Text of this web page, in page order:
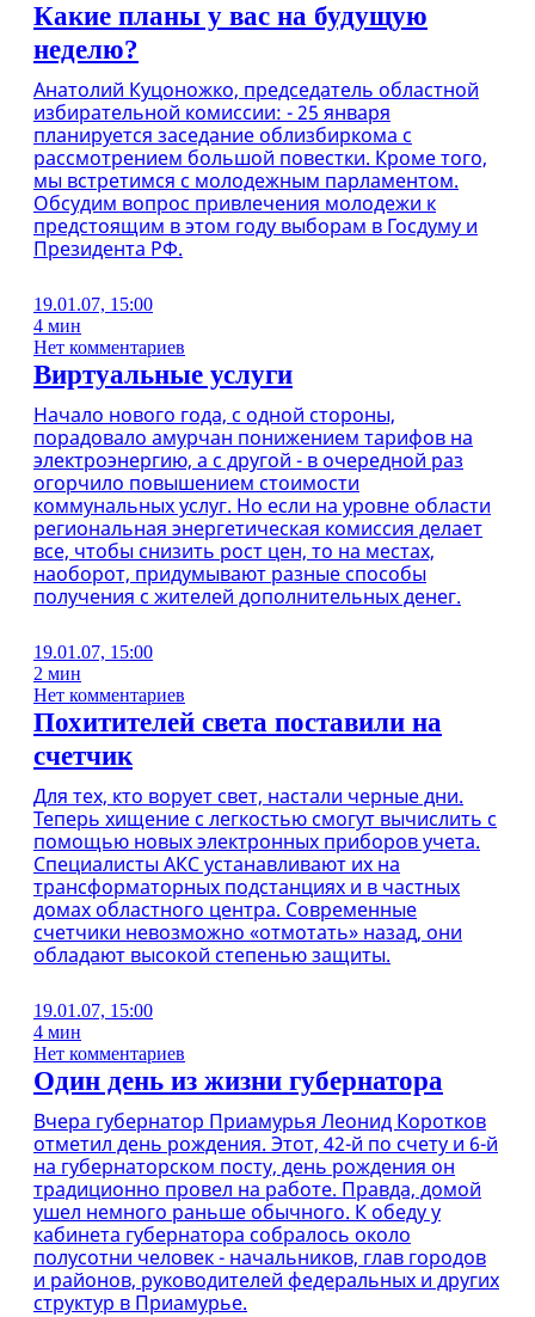
Какие планы у вас на будущую
неделю?
Анатолий Куцоножко, председатель областной
избирательной комиссии: - 25 января
планируется заседание облизбиркома с
рассмотрением большой повестки. Кроме того,
мы встретимся с молодежным парламентом.
Обсудим вопрос привлечения молодежи к
предстоящим в этом году выборам в Госдуму и
Президента РФ.
19.01.07, 15:00
4 мин
Нет комментариев
Виртуальные услуги
Начало нового года, с одной стороны,
порадовало амурчан понижением тарифов на
электроэнергию, а с другой - в очередной раз
огорчило повышением стоимости
коммунальных услуг. Но если на уровне области
региональная энергетическая комиссия делает
все, чтобы снизить рост цен, то на местах,
наоборот, придумывают разные способы
получения с жителей дополнительных денег.
19.01.07, 15:00
2 мин
Нет комментариев
Похитителей света поставили на
счетчик
Для тех, кто ворует свет, настали черные дни.
Теперь хищение с легкостью смогут вычислить с
помощью новых электронных приборов учета.
Специалисты АКС устанавливают их на
трансформаторных подстанциях и в частных
домах областного центра. Современные
счетчики невозможно «отмотать» назад, они
обладают высокой степенью защиты.
19.01.07, 15:00
4 мин
Нет комментариев
Один день из жизни губернатора
Вчера губернатор Приамурья Леонид Коротков
отметил день рождения. Этот, 42-й по счету и 6-й
на губернаторском посту, день рождения он
традиционно провел на работе. Правда, домой
ушел немного раньше обычного. К обеду у
кабинета губернатора собралось около
полусотни человек - начальников, глав городов
и районов, руководителей федеральных и других
структур в Приамурье.